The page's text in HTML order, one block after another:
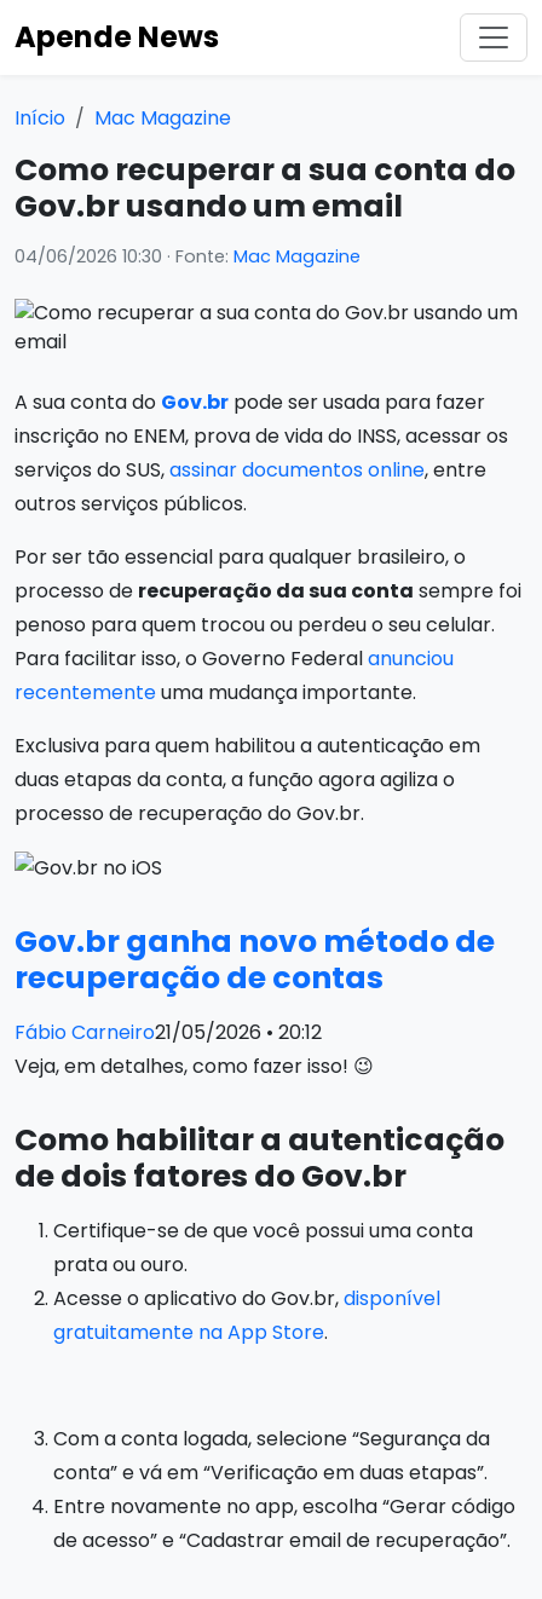
Apende News
Início Mac Magazine
Como recuperar a sua conta do
Gov.br usando um email
04/06/2026 10:30 · Fonte: Mac Magazine
A sua conta do Gov.br pode ser usada para fazer
inscrição no ENEM, prova de vida do INSS, acessar os
serviços do SUS,assinar documentos online, entre
outros serviços públicos.
Por ser tão essencial para qualquer brasileiro, o
processo de recuperação da sua conta sempre foi
penoso para quem trocou ou perdeu o seu celular.
Para facilitar isso, o Governo Federalanunciou
recentementeuma mudança importante.
Exclusiva para quem habilitou a autenticação em
duas etapas da conta, a função agora agiliza o
processo de recuperação do Gov.br.
Gov.br ganha novo método de
recuperação de contas
Fábio Carneiro21/05/2026 • 20:12
Veja, em detalhes, como fazer isso! 😉
Como habilitar a autenticação
de dois fatores do Gov.br
Certifique-se de que você possui uma conta
prata ou ouro.
Acesse o aplicativo do Gov.br,disponível
gratuitamente na App Store.
Com a conta logada, selecione “Segurança da
conta” e vá em “Verificação em duas etapas”.
Entre novamente no app, escolha “Gerar código
de acesso” e “Cadastrar email de recuperação”.